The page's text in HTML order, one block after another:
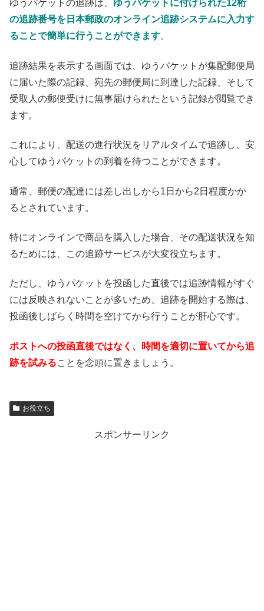
ゆうパケットの追跡は、 ゆうパケットに付けられた12桁
の追跡番号を日本郵政のオンライン追跡システムに入力す
ることで簡単に行うことができます。
追跡結果を表示する画面では、ゆうパケットが集配郵便局
に届いた際の記録、宛先の郵便局に到達した記録、そして
受取人の郵便受けに無事届けられたという記録が閲覧でき
ます。
これにより、配送の進行状況をリアルタイムで追跡し、安
心してゆうパケットの到着を待つことができます。
通常、郵便の配達には差し出しから1日から2日程度かか
るとされています。
特にオンラインで商品を購入した場合、その配送状況を知
るためには、この追跡サービスが大変役立ちます。
ただし、ゆうパケットを投函した直後では追跡情報がすぐ
には反映されないことが多いため、追跡を開始する際は、
投函後しばらく時間を空けてから行うことが肝心です。
ポストへの投函直後ではなく、時間を適切に置いてから追
跡を試みることを念頭に置きましょう。
お役立ち
スポンサーリンク